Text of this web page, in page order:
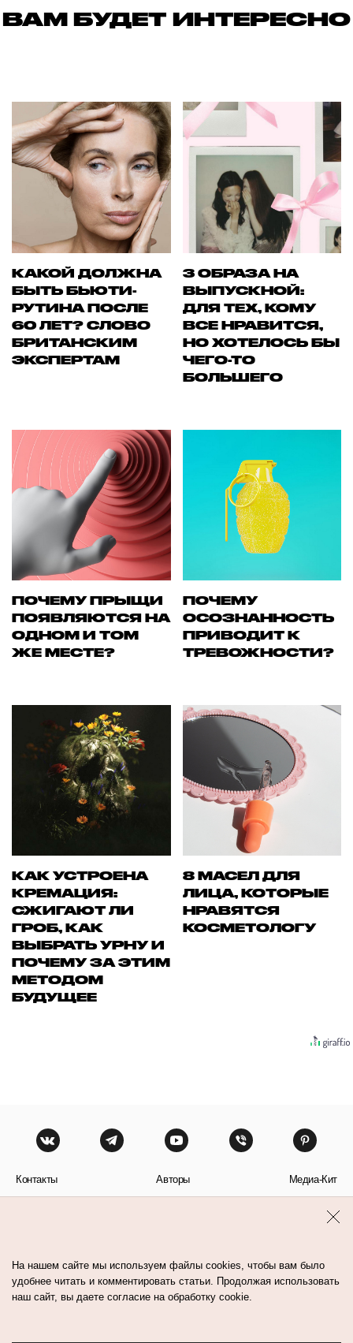
ВАМ БУДЕТ ИНТЕРЕСНО
КАКОЙ ДОЛЖНА
БЫТЬ БЬЮТИ-
РУТИНА ПОСЛЕ
60 ЛЕТ? СЛОВО
БРИТАНСКИМ
ЭКСПЕРТАМ
3 ОБРАЗА НА
ВЫПУСКНОЙ:
ДЛЯ ТЕХ, КОМУ
ВСЕ НРАВИТСЯ,
НО ХОТЕЛОСЬ БЫ
ЧЕГО-ТО
БОЛЬШЕГО
ПОЧЕМУ ПРЫЩИ
ПОЯВЛЯЮТСЯ НА
ОДНОМ И ТОМ
ЖЕ МЕСТЕ?
ПОЧЕМУ
ОСОЗНАННОСТЬ
ПРИВОДИТ К
ТРЕВОЖНОСТИ?
КАК УСТРОЕНА
КРЕМАЦИЯ:
СЖИГАЮТ ЛИ
ГРОБ, КАК
ВЫБРАТЬ УРНУ И
ПОЧЕМУ ЗА ЭТИМ
МЕТОДОМ
БУДУЩЕЕ
8 МАСЕЛ ДЛЯ
ЛИЦА, КОТОРЫЕ
НРАВЯТСЯ
КОСМЕТОЛОГУ
Контакты Авторы Медиа-Кит
На нашем сайте мы используем файлы cookies, чтобы вам было
удобнее читать и комментировать статьи. Продолжая использовать
наш сайт, вы даете согласие на обработку cookie.